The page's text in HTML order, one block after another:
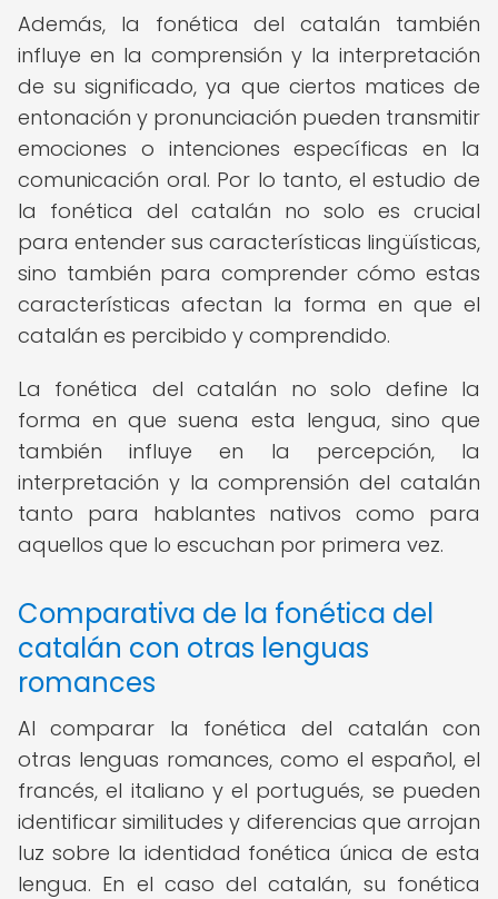
Además, la fonética del catalán también
influye en la comprensión y la interpretación
de su significado, ya que ciertos matices de
entonación y pronunciación pueden transmitir
emociones o intenciones específicas en la
comunicación oral. Por lo tanto, el estudio de
la fonética del catalán no solo es crucial
para entender sus características lingüísticas,
sino también para comprender cómo estas
características afectan la forma en que el
catalán es percibido y comprendido.
La fonética del catalán no solo define la
forma en que suena esta lengua, sino que
también influye en la percepción, la
interpretación y la comprensión del catalán
tanto para hablantes nativos como para
aquellos que lo escuchan por primera vez.
Comparativa de la fonética del
catalán con otras lenguas
romances
Al comparar la fonética del catalán con
otras lenguas romances, como el español, el
francés, el italiano y el portugués, se pueden
identificar similitudes y diferencias que arrojan
luz sobre la identidad fonética única de esta
lengua. En el caso del catalán, su fonética